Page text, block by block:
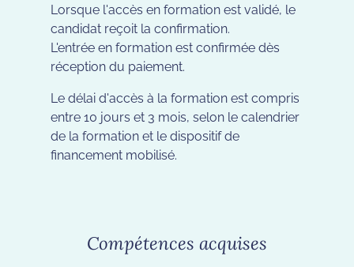
Lorsque l'accès en formation est validé, le
candidat reçoit la confirmation.
L'entrée en formation est confirmée dès
réception du paiement.
Le délai d'accès à la formation est compris
entre 10 jours et 3 mois, selon le calendrier
de la formation et le dispositif de
financement mobilisé.
Compétences acquises